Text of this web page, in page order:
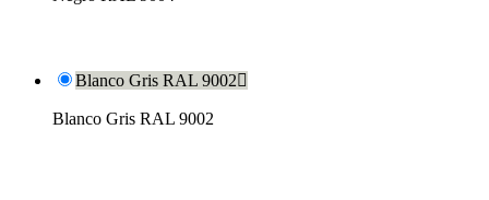
Blanco Gris RAL 9002
Blanco Gris RAL 9002